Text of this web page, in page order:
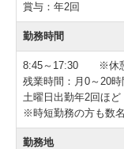
賞与：年2回
勤務時間
8:45～17:30 ※休憩
残業時間：月0～20
土曜日出勤年2回ほど
※時短勤務の方も数
勤務地